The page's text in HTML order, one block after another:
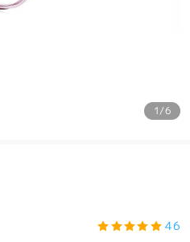
1/6
46